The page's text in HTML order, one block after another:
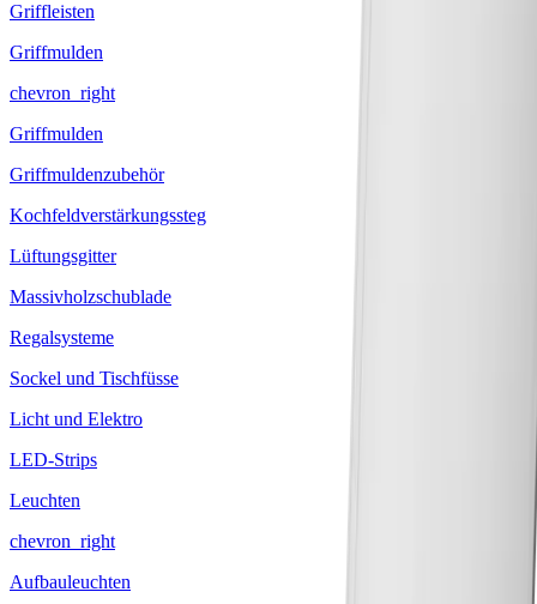
Griffleisten
Griffmulden
chevron_right
Griffmulden
Griffmuldenzubehör
Kochfeldverstärkungssteg
Lüftungsgitter
Massivholzschublade
Regalsysteme
Sockel und Tischfüsse
Licht und Elektro
LED-Strips
Leuchten
chevron_right
Aufbauleuchten